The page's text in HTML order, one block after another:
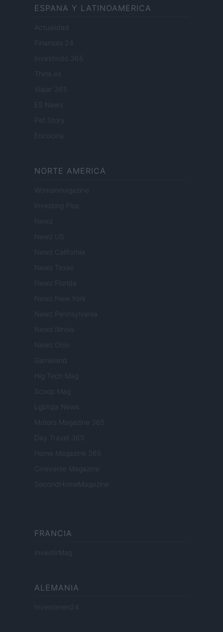
ESPANA Y LATINOAMERICA
Actualidad
Finanzas 24
Investindo 365
Think.es
Viajar 365
ES Newz
Encocina
NORTE AMERICA
Womanmagazine
Investing Plus
Newz
Newz US
Newz California
Newz Texas
Newz Florida
Newz New York
Newz Pennsylvania
Newz Illinois
Newz Ohio
Gameland
Hig Tech Mag
Scoop Mag
Lgbtqia News
Motors Magazine 365
Day Travel 365
Home Magazine 365
Cineverse Magazine
SecondHomeMagazine
FRANCIA
InvestirMag
ALEMANIA
Investieren24